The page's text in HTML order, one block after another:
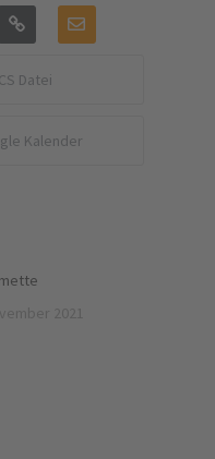
Datei
Kalender